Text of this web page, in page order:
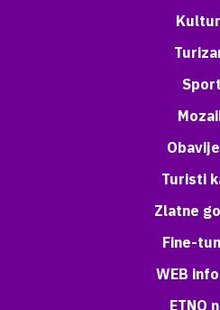
Sport
Turisti
Zlatne
Fine-
WEB
ETNO